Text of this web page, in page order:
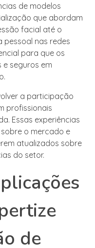
de modelos
que abordam
facial até o
pessoal nas redes
para que os
seguros em
a participação
profissionais
Essas experiências
o mercado e
atualizados sobre
do setor.
de